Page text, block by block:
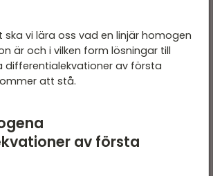
vi lära oss vad en linjär homogen
är och i vilken form lösningar till
differentialekvationer av första
att stå.
av första